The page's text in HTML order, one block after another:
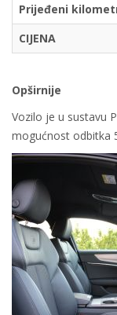
Prijeđeni
CIJENA
Opširnije
Vozilo je u sustavu
mogućnost odbitka